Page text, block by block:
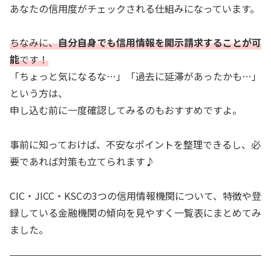
あなたの信用度がチェックされる仕組みになっています。
ちなみに、自分自身でも信用情報を開示請求することが可
能です！
「ちょっと気になるな…」「過去に延滞があったかも…」
という方は、
申し込む前に一度確認してみるのもおすすめですよ。
事前に知っておけば、不安なポイントを整理できるし、必
要であれば対策も立てられます♪
CIC・JICC・KSCの3つの信用情報機関について、特徴や登
録している金融機関の傾向を見やすく一覧表にまとめてみ
ました。